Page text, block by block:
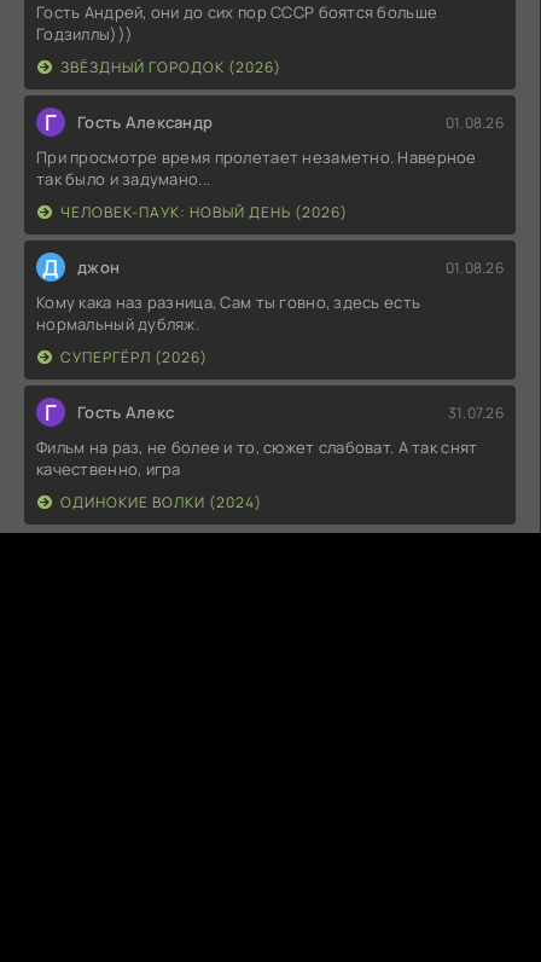
Гость Андрей, они до сих пор СССР боятся больше
Годзиллы)))
ЗВЁЗДНЫЙ ГОРОДОК (2026)
Г Гость Александр 01.08.26
При просмотре время пролетает незаметно. Наверное
так было и задумано...
ЧЕЛОВЕК-ПАУК: НОВЫЙ ДЕНЬ (2026)
Д джон 01.08.26
Кому кака наз разница, Сам ты говно, здесь есть
нормальный дубляж.
СУПЕРГЁРЛ (2026)
Г Гость Алекс 31.07.26
Фильм на раз, не более и то, сюжет слабоват. А так снят
качественно, игра
ОДИНОКИЕ ВОЛКИ (2024)